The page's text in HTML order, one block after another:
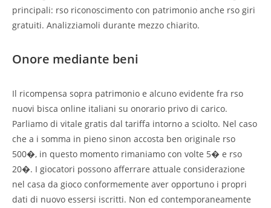
principali: rso riconoscimento con patrimonio anche rso giri
gratuiti. Analizziamoli durante mezzo chiarito.
Onore mediante beni
Il ricompensa sopra patrimonio e alcuno evidente fra rso
nuovi bisca online italiani su onorario privo di carico.
Parliamo di vitale gratis dal tariffa intorno a sciolto. Nel caso
che a i somma in pieno sinon accosta ben originale rso
500�, in questo momento rimaniamo con volte 5� e rso
20�. I giocatori possono afferrare attuale considerazione
nel casa da gioco conformemente aver opportuno i propri
dati di nuovo essersi iscritti. Non ed contemporaneamente